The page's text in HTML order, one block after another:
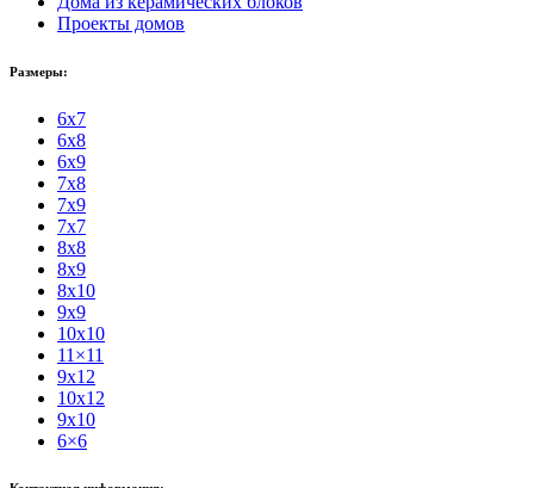
Проекты домов
Размеры:
6x7
6x8
6x9
7x8
7x9
7x7
8x8
8x9
8x10
9x9
10x10
11×11
9x12
10x12
9x10
6×6